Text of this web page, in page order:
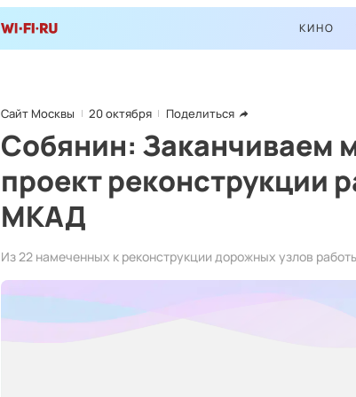
КИНО
Сайт Москвы 20 октября Поделиться
Собянин: Заканчиваем
проект реконструкции
МКАД
Из 22 намеченных к реконструкции дорожных узлов